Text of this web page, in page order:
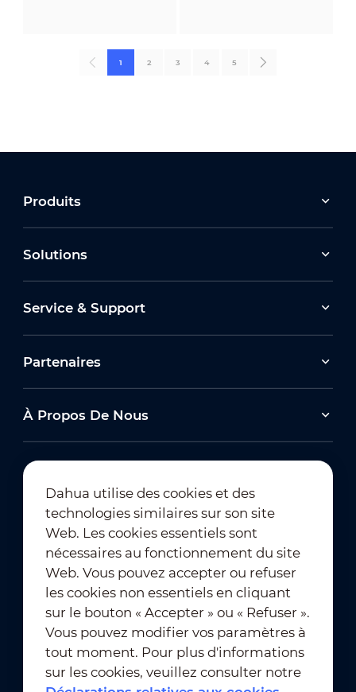
1 2 3 4 5
Produits
Solutions
Service & Support
Partenaires
À Propos De Nous
Abonnement à la newsletter
Conditions d'utilisation
｜
Conformité en matière de confidentialité
Dahua utilise des cookies et des
technologies similaires sur son site
Web. Les cookies essentiels sont
nécessaires au fonctionnement du site
Web. Vous pouvez accepter ou refuser
les cookies non essentiels en cliquant
sur le bouton « Accepter » ou « Refuser ».
Vous pouvez modifier vos paramètres à
tout moment. Pour plus d'informations
sur les cookies, veuillez consulter notre